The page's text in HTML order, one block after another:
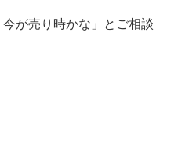
今が売り時かな」とご相談